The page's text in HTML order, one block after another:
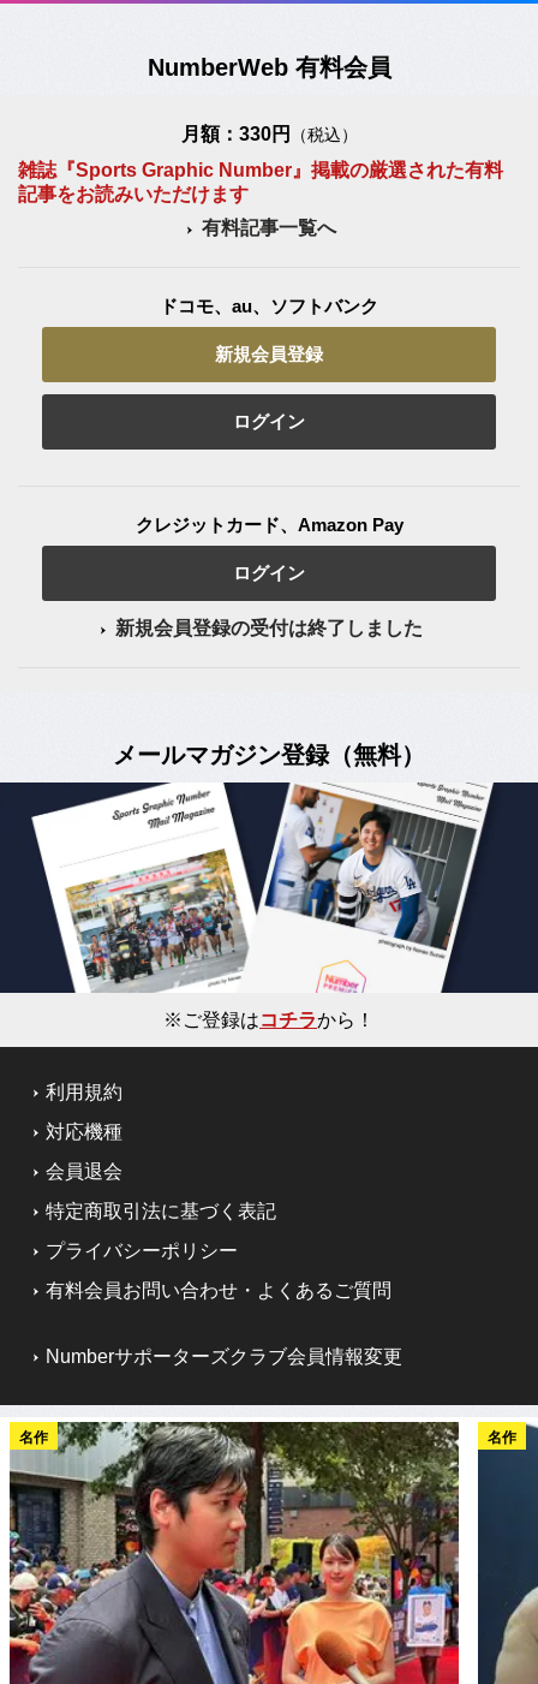
NumberWeb 有料会員
月額：330円 （税込）
雑誌『Sports Graphic Number』掲載の厳選された有料
記事をお読みいただけます
有料記事一覧へ
ドコモ、au、ソフトバンク
新規会員登録
ログイン
クレジットカード、Amazon Pay
ログイン
新規会員登録の受付は終了しました
メールマガジン登録（無料）
※ご登録はコチラから！
利用規約
対応機種
会員退会
特定商取引法に基づく表記
プライバシーポリシー
有料会員お問い合わせ・よくあるご質問
Numberサポーターズクラブ会員情報変更
名作 名作